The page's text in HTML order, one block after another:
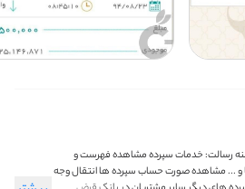
رسالت: ‏خدمات سپرده ‏مشاهده فهرست و
و ... ‏مشاهده صورت حساب سپرده ها ‏انتقال وجه